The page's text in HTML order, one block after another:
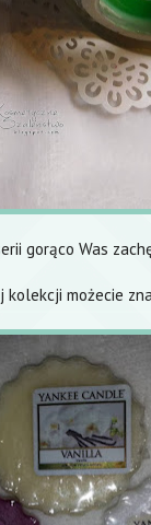
gorąco Was
możecie